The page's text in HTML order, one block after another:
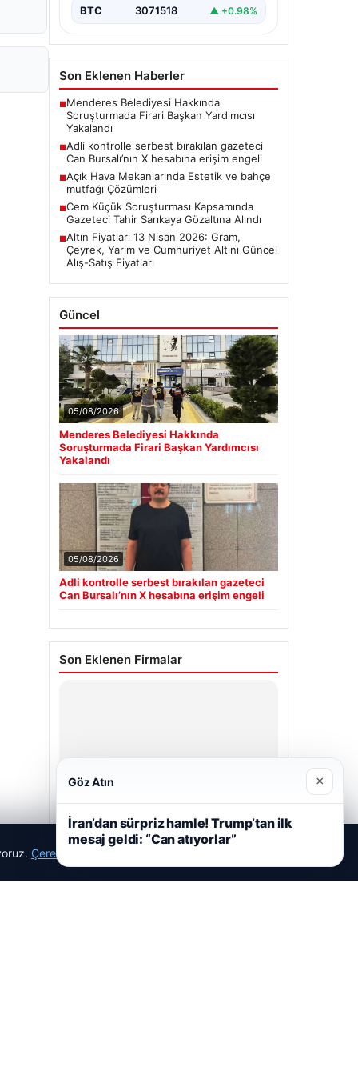
BTC 3071518 ▲ +0.98%
Son Eklenen Haberler
■Menderes Belediyesi Hakkında
Soruşturmada Firari Başkan Yardımcısı
Yakalandı
■Adli kontrolle serbest bırakılan gazeteci
Can Bursalı’nın X hesabına erişim engeli
■Açık Hava Mekanlarında Estetik ve bahçe
mutfağı Çözümleri
■Cem Küçük Soruşturması Kapsamında
Gazeteci Tahir Sarıkaya Gözaltına Alındı
■Altın Fiyatları 13 Nisan 2026: Gram,
Çeyrek, Yarım ve Cumhuriyet Altını Güncel
Alış-Satış Fiyatları
Güncel
05/08/2026
Menderes Belediyesi Hakkında
Soruşturmada Firari Başkan Yardımcısı
Yakalandı
05/08/2026
Adli kontrolle serbest bırakılan gazeteci
Can Bursalı’nın X hesabına erişim engeli
Son Eklenen Firmalar
Çerez Politikamız
Göz Atın ×
İran’dan sürpriz hamle! Trump’tan ilk
mesaj geldi: “Can atıyorlar”